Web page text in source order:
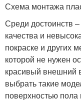
Схема монтажа
Среди достоинств
качества и
покраске и других
которой не нужен
красивый внешний
выбрать такие
поверхностью